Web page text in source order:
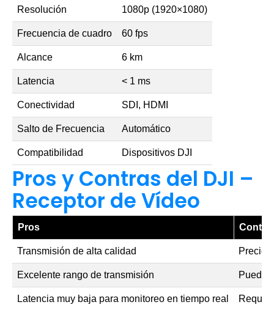
Resolución 1080p (1920×1080)
Frecuencia de cuadro 60 fps
Alcance 6 km
Latencia < 1 ms
Conectividad SDI, HDMI
Salto de Frecuencia Automático
Compatibilidad Dispositivos DJI
Pros y Contras del DJI –
Receptor de Vídeo
Pros
Transmisión de alta calidad Precio
Excelente rango de transmisión Puede
Latencia muy baja para monitoreo en tiempo real